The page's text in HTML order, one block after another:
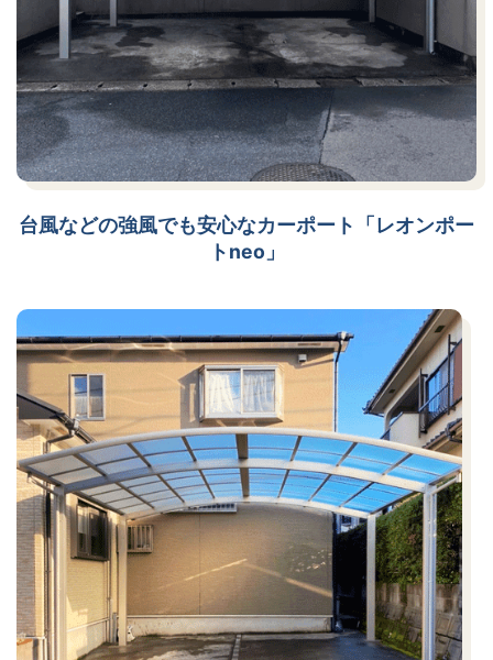
台風などの強風でも安心なカーポート「レオンポー
トneo」